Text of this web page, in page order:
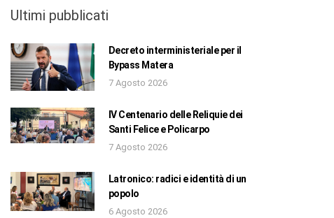
Ultimi pubblicati
Decreto interministeriale per il
Bypass Matera
7 Agosto 2026
IV Centenario delle Reliquie dei
Santi Felice e Policarpo
7 Agosto 2026
Latronico: radici e identità di un
popolo
6 Agosto 2026